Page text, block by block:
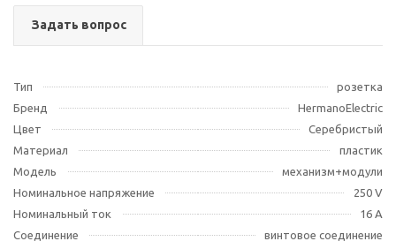
Задать вопрос
Тип
розетка
Бренд
HermanoElectric
Цвет
Серебристый
Материал
пластик
Модель
механизм+модули
Номинальное напряжение
250 V
Номинальный ток
16 A
Соединение
винтовое соединение